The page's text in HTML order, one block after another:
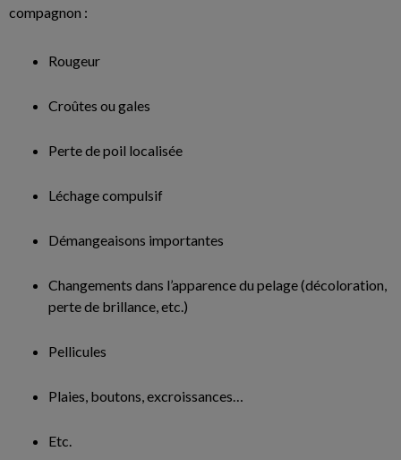
compagnon :
Rougeur
Croûtes ou gales
Perte de poil localisée
Léchage compulsif
Démangeaisons importantes
Changements dans l’apparence du pelage (décoloration,
perte de brillance, etc.)
Pellicules
Plaies, boutons, excroissances…
Etc.